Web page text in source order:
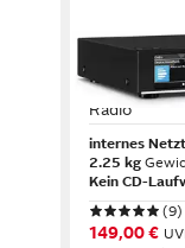
TECHNISAT
Radio
internes
2.25 kg
Kein CD-
(9)
149,00 €